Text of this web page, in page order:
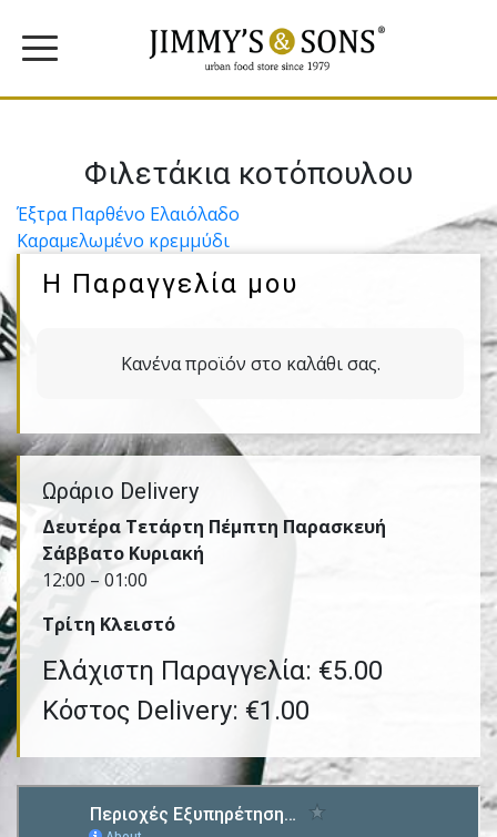
Φιλετάκια κοτόπουλου
Πλοήγηση
άρθρων
Έξτρα Παρθένο Ελαιόλαδο
Καραµελωµένο κρεµµύδι
Η Παραγγελία μου
Κανένα προϊόν στο καλάθι σας.
Ωράριο Delivery
Δευτέρα Τετάρτη Πέμπτη Παρασκευή
Σάββατο Κυριακή
12:00 – 01:00
Τρίτη Kλειστό
Ελάχιστη Παραγγελία: €5.00
Κόστος Delivery: €1.00